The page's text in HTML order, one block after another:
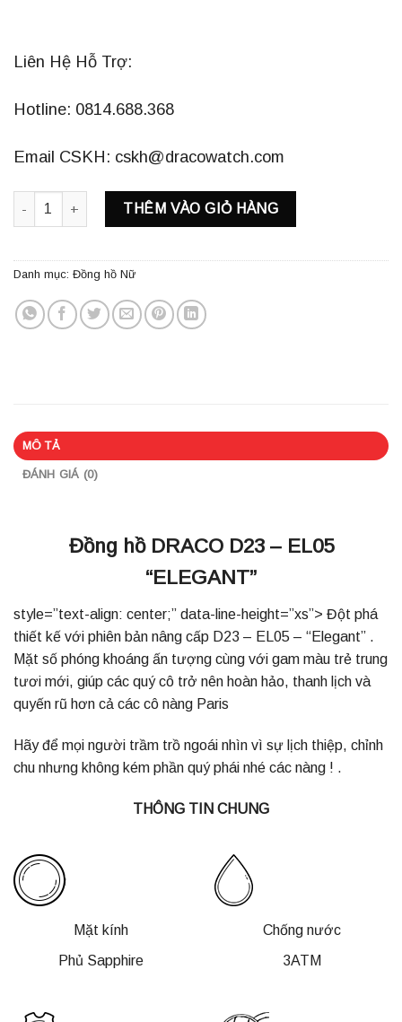
Liên Hệ Hỗ Trợ:
Hotline: 0814.688.368
Email CSKH: cskh@dracowatch.com
DRACO D23- EL05 "ELEGANT" TRẮNG DÂY DA ĐEN số lượng
THÊM VÀO GIỎ HÀNG
Danh mục: Đồng hồ Nữ
MÔ TẢ
ĐÁNH GIÁ (0)
Đồng hồ DRACO D23 – EL05
“ELEGANT”
style=”text-align: center;” data-line-height=”xs”> Đột phá
thiết kế với phiên bản nâng cấp D23 – EL05 – “Elegant” .
Mặt số phóng khoáng ấn tượng cùng với gam màu trẻ trung
tươi mới, giúp các quý cô trở nên hoàn hảo, thanh lịch và
quyến rũ hơn cả các cô nàng Paris
Hãy để mọi người trầm trồ ngoái nhìn vì sự lịch thiệp, chỉnh
chu nhưng không kém phần quý phái nhé các nàng ! .
THÔNG TIN CHUNG
Mặt kính
Phủ Sapphire
Chống nước
3ATM